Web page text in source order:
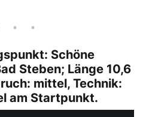
Schöne
Steben; Länge 10,6
mittel, Technik:
am Startpunkt.